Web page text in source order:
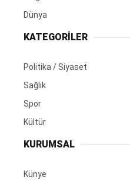
Dünya
KATEGORİLER
Politika / Siyaset
Sağlık
Spor
Kültür
KURUMSAL
Künye